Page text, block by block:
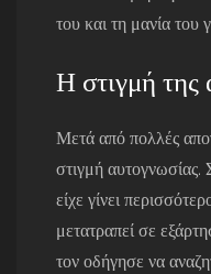
του και τη μανία του
Η στιγμή της
Μετά από πολλές
στιγμή αυτογνωσίας.
είχε γίνει
μετατραπεί σε
τον οδήγησε να